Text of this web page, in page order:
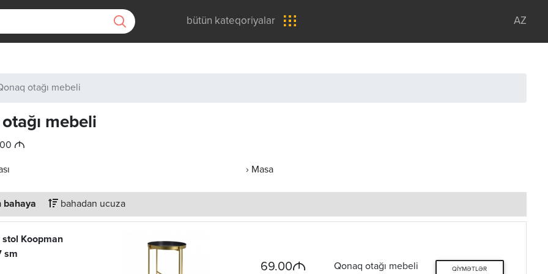
bütün kateqoriyalar AZ
otağı mebeli
mebeli
M
› Masa
bahaya bahadan ucuza
Koopman
sm
69.00M Qonaq otağı mebeli QIYMƏTLƏR